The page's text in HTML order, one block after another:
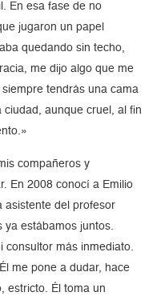
En esa fase de no
jugaron un papel
quedando sin techo,
me dijo algo que me
tendrás una cama
ciudad, aunque cruel, al fin
compañeros y
En 2008 conocí a Emilio
asistente del profesor
ya estábamos juntos.
consultor más inmediato.
me pone a dudar, hace
estricto. Él toma un